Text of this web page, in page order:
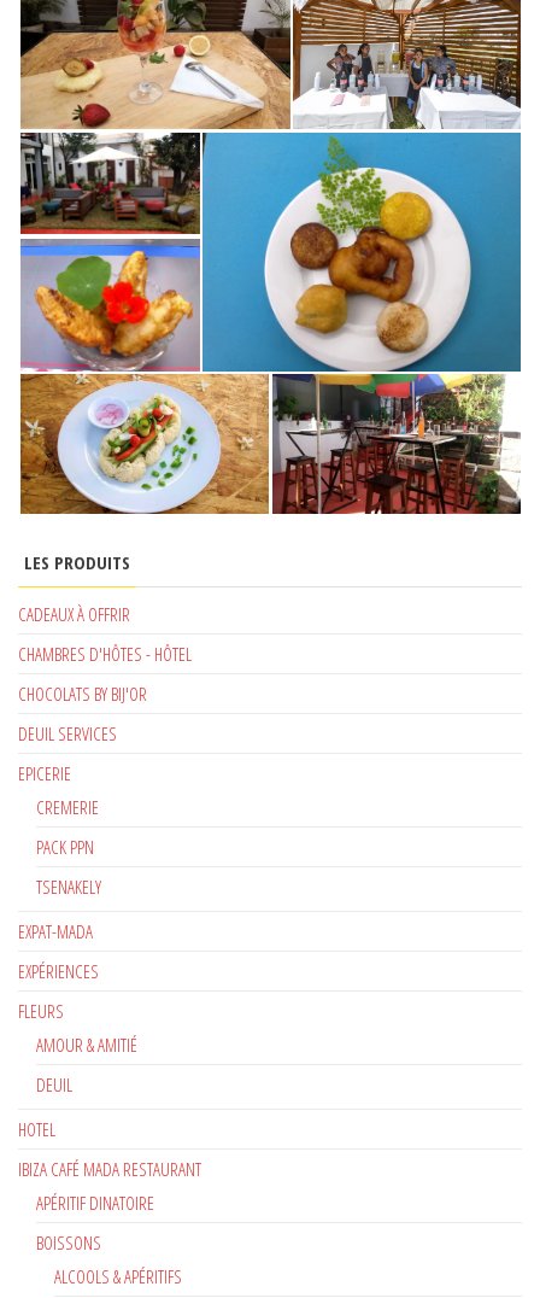
LES PRODUITS
CADEAUX À OFFRIR
CHAMBRES D'HÔTES - HÔTEL
CHOCOLATS BY BIJ'OR
DEUIL SERVICES
EPICERIE
CREMERIE
PACK PPN
TSENAKELY
EXPAT-MADA
EXPÉRIENCES
FLEURS
AMOUR & AMITIÉ
DEUIL
HOTEL
IBIZA CAFÉ MADA RESTAURANT
APÉRITIF DINATOIRE
BOISSONS
ALCOOLS & APÉRITIFS